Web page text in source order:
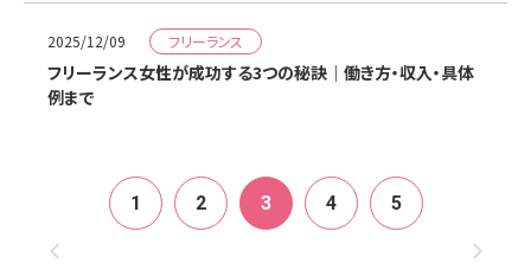
2025/12/09 フリーランス
フリーランス女性が成功する3つの秘訣｜働き方・収入・具体
例まで
稿
1 2 3 4 5